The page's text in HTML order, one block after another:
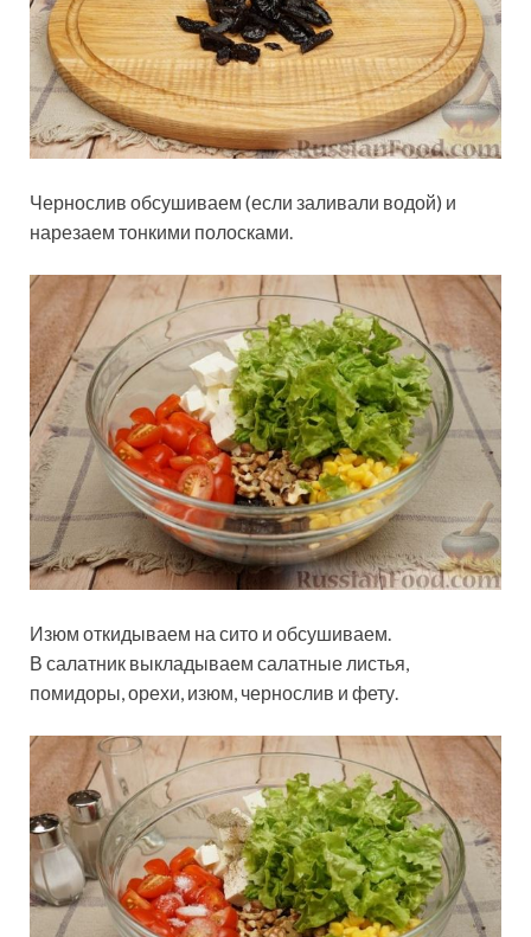
Чернослив обсушиваем (если заливали водой) и
нарезаем тонкими полосками.
Изюм откидываем на сито и обсушиваем.
В салатник выкладываем салатные листья,
помидоры, орехи, изюм, чернослив и фету.